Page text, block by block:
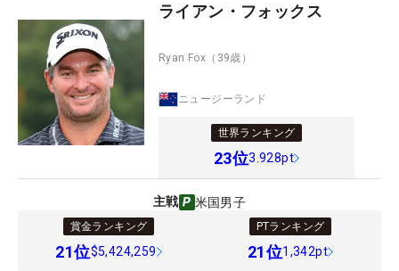
ライアン・フォックス
Ryan Fox （39歳）
ニュージーランド
世界ランキング
23位3.928pt
主戦 米国男子
賞金ランキング
21位$5,424,259
PTランキング
21位1,342pt